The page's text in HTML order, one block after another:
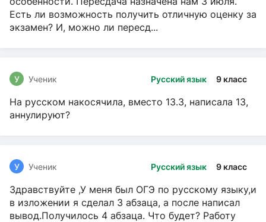
Есть ли возможность получить отличную оценку за
экзамен? И, можно ли пересд...
Русский язык 9 класс
У Ученик
На русском накосячила, вместо 13.3, написала 13,
аннулируют?
Русский язык 9 класс
У Ученик
Здравствуйте ,У меня был ОГЭ по русскому языку,и
в изложении я сделал 3 абзаца, а после написал
вывод.Получилось 4 абзаца. Что будет? Работу